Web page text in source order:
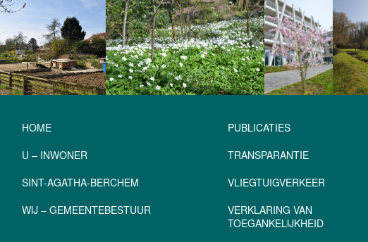
HOME
U – INWONER
SINT-AGATHA-BERCHEM
WIJ – GEMEENTEBESTUUR
PUBLICATIES
TRANSPARANTIE
VLIEGTUIGVERKEER
VERKLARING VAN
TOEGANKELIJKHEID